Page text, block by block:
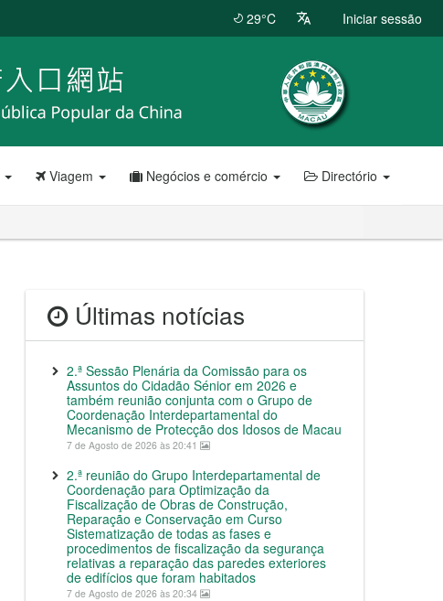
29°C Iniciar sessão
Viagem Negócios e comércio Directório
Últimas notícias
2.ª Sessão Plenária da Comissão para os
Assuntos do Cidadão Sénior em 2026 e
também reunião conjunta com o Grupo de
Coordenação Interdepartamental do
Mecanismo de Protecção dos Idosos de Macau
7 de Agosto de 2026 às 20:41
2.ª reunião do Grupo Interdepartamental de
Coordenação para Optimização da
Fiscalização de Obras de Construção,
Reparação e Conservação em Curso
Sistematização de todas as fases e
procedimentos de fiscalização da segurança
relativas a reparação das paredes exteriores
de edifícios que foram habitados
7 de Agosto de 2026 às 20:34